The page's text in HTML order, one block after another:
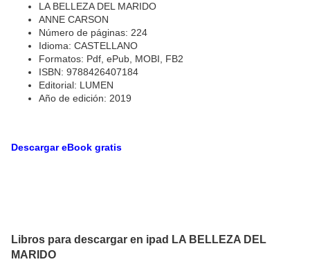
LA BELLEZA DEL MARIDO
ANNE CARSON
Número de páginas: 224
Idioma: CASTELLANO
Formatos: Pdf, ePub, MOBI, FB2
ISBN: 9788426407184
Editorial: LUMEN
Año de edición: 2019
Descargar eBook gratis
Libros para descargar en ipad LA BELLEZA DEL
MARIDO